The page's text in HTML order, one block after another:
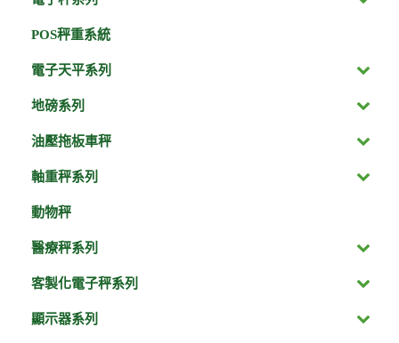
POS秤重系統
電子天平系列
地磅系列
油壓拖板車秤
軸重秤系列
動物秤
醫療秤系列
客製化電子秤系列
顯示器系列